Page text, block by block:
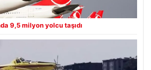
9,5 milyon yolcu taşıdı